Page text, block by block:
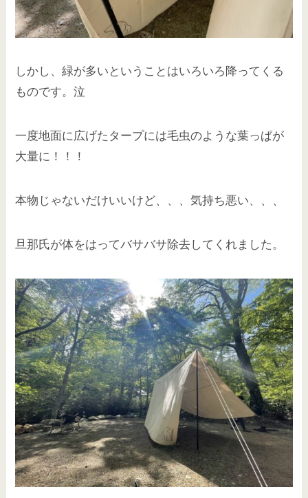
しかし、緑が多いということはいろいろ降ってくる
ものです。泣
一度地面に広げたタープには毛虫のような葉っぱが
大量に！！！
本物じゃないだけいいけど、、、気持ち悪い、、、
旦那氏が体をはってバサバサ除去してくれました。